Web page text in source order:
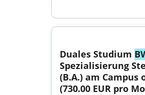
Duales Studium
Spezialisierung
(B.A.) am
(730.00 EUR pro